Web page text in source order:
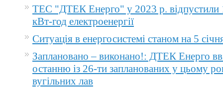
ТЕС "ДТЕК Енерго" у 2023 р. відпустили
кВт-год електроенергії
Ситуація в енергосистемі станом на 5
Заплановано – виконано!: ДТЕК Енерго
останню із 26-ти запланованих у цьому
вугільних лав